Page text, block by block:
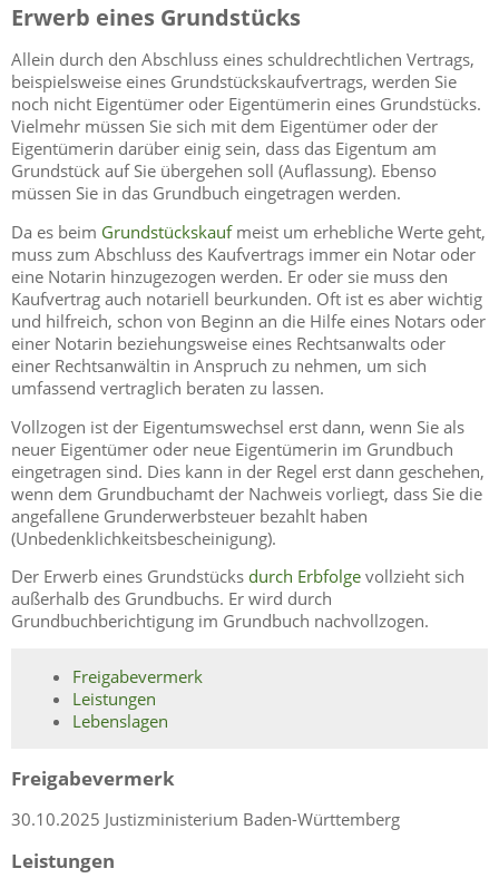
Erwerb eines Grundstücks
Allein durch den Abschluss eines schuldrechtlichen Vertrags,
beispielsweise eines Grundstückskaufvertrags, werden Sie
noch nicht Eigentümer oder Eigentümerin eines Grundstücks.
Vielmehr müssen Sie sich mit dem Eigentümer oder der
Eigentümerin darüber einig sein, dass das Eigentum am
Grundstück auf Sie übergehen soll (Auflassung). Ebenso
müssen Sie in das Grundbuch eingetragen werden.
Da es beim Grundstückskaufmeist um erhebliche Werte geht,
muss zum Abschluss des Kaufvertrags immer ein Notar oder
eine Notarin hinzugezogen werden. Er oder sie muss den
Kaufvertrag auch notariell beurkunden. Oft ist es aber wichtig
und hilfreich, schon von Beginn an die Hilfe eines Notars oder
einer Notarin beziehungsweise eines Rechtsanwalts oder
einer Rechtsanwältin in Anspruch zu nehmen, um sich
umfassend vertraglich beraten zu lassen.
Vollzogen ist der Eigentumswechsel erst dann, wenn Sie als
neuer Eigentümer oder neue Eigentümerin im Grundbuch
eingetragen sind. Dies kann in der Regel erst dann geschehen,
wenn dem Grundbuchamt der Nachweis vorliegt, dass Sie die
angefallene Grunderwerbsteuer bezahlt haben
(Unbedenklichkeitsbescheinigung).
Der Erwerb eines Grundstücks durch Erbfolge vollzieht sich
außerhalb des Grundbuchs. Er wird durch
Grundbuchberichtigung im Grundbuch nachvollzogen.
Freigabevermerk
Leistungen
Lebenslagen
Freigabevermerk
30.10.2025 Justizministerium Baden-Württemberg
Leistungen